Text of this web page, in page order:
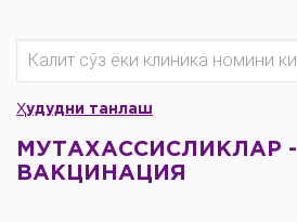
Ҳудудни танлаш
МУТАХАССИСЛИКЛАР -
ВАКЦИНАЦИЯ